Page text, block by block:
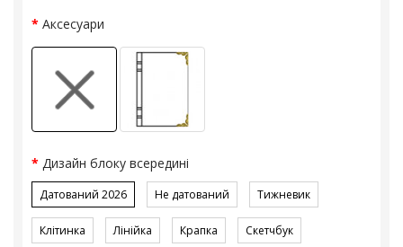
Аксесуари
Дизайн блоку всередині
Датований 2026 Не датований Тижневик
Клітинка Лінійка Крапка Скетчбук